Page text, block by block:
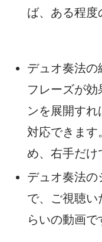
ば、ある程度
デュオ奏法の
フレーズが
ンを展開す
対応できます
め、右手だけ
デュオ奏法の
で、ご視聴い
らいの動画で